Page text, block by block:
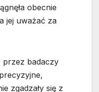
obecnie
jej uważać za
przez badaczy
zgadzały się z